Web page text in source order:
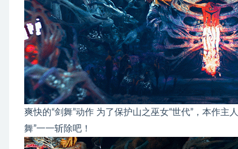
爽快的“剑舞”动作 为了保护山之巫女“世代”，本作
舞”一一斩除吧！